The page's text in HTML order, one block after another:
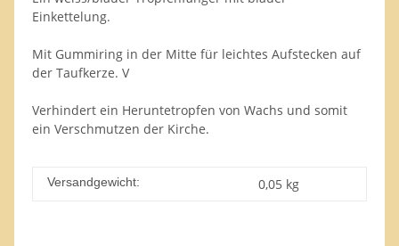
Einkettelung.
Mit Gummiring in der Mitte für leichtes Aufstecken auf
der Taufkerze. V
Verhindert ein Heruntetropfen von Wachs und somit
ein Verschmutzen der Kirche.
Versandgewicht: 0,05 kg